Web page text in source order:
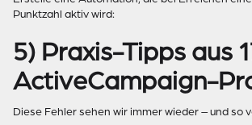
Punktzahl aktiv wird:
5) Praxis-Tipps aus
ActiveCampaign-
Diese Fehler sehen wir immer wieder – und so